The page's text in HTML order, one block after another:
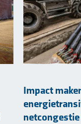
Impact
netcongestie